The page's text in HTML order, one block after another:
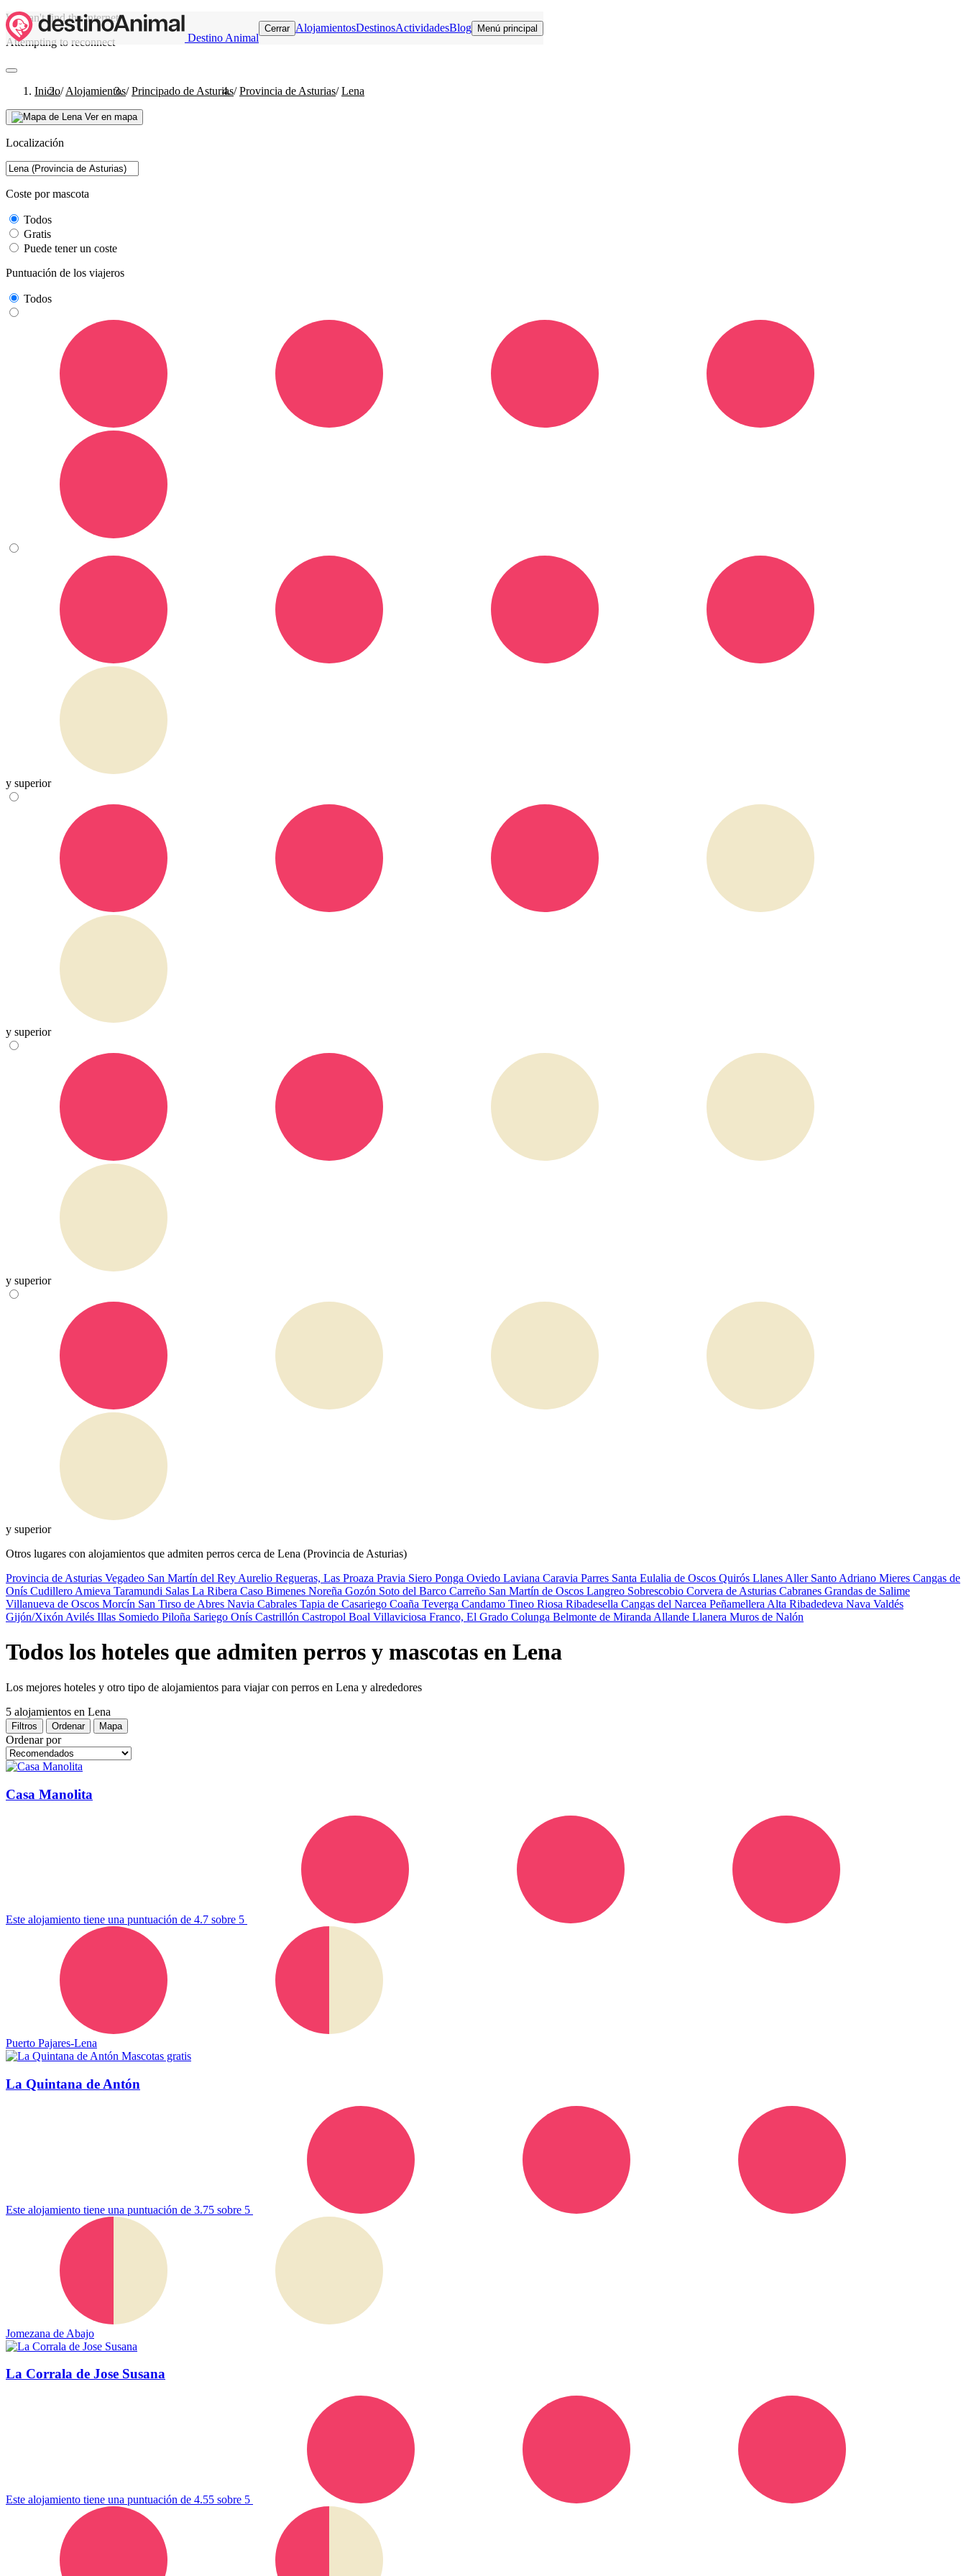
Destino Animal
Cerrar AlojamientosDestinosActividadesBlog Menú principal
We can't find the internet
Attempting to reconnect
Inicio/ Alojamientos/ Principado de Asturias/ Provincia de Asturias/ Lena
Ver en mapa
Localización
Coste por mascota
Todos
Gratis
Puede tener un coste
Puntuación de los viajeros
Todos
y superior
y superior
y superior
y superior
Otros lugares con alojamientos que admiten perros cerca de Lena (Provincia de Asturias)
Provincia de Asturias Vegadeo San Martín del Rey Aurelio Regueras, Las Proaza Pravia Siero Ponga Oviedo Laviana Caravia Parres Santa Eulalia de Oscos Quirós Llanes Aller Santo Adriano Mieres Cangas de
Onís Cudillero Amieva Taramundi Salas La Ribera Caso Bimenes Noreña Gozón Soto del Barco Carreño San Martín de Oscos Langreo Sobrescobio Corvera de Asturias Cabranes Grandas de Salime
Villanueva de Oscos Morcín San Tirso de Abres Navia Cabrales Tapia de Casariego Coaña Teverga Candamo Tineo Riosa Ribadesella Cangas del Narcea Peñamellera Alta Ribadedeva Nava Valdés
Gijón/Xixón Avilés Illas Somiedo Piloña Sariego Onís Castrillón Castropol Boal Villaviciosa Franco, El Grado Colunga Belmonte de Miranda Allande Llanera Muros de Nalón
Todos los hoteles que admiten perros y mascotas en Lena
Los mejores hoteles y otro tipo de alojamientos para viajar con perros en Lena y alrededores
5 alojamientos en Lena
Filtros Ordenar Mapa
Ordenar por
Casa Manolita
Este alojamiento tiene una puntuación de 4.7 sobre 5
Puerto Pajares-Lena
Mascotas gratis
La Quintana de Antón
Este alojamiento tiene una puntuación de 3.75 sobre 5
Jomezana de Abajo
La Corrala de Jose Susana
Este alojamiento tiene una puntuación de 4.55 sobre 5